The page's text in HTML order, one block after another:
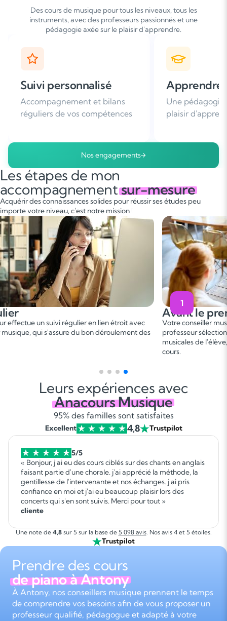
Des cours de musique pour tous les niveaux, tous les
instruments, avec des professeurs passionnés et une
pédagogie axée sur le plaisir d'apprendre.
Apprendre avec plaisir
Une pédagogie basée sur le
plaisir d'apprendre
Plus de 96% de
nous
Nos engagements
Les étapes de mon
accompagnementsur-mesure
Acquérir des connaissances solides pour réussir ses études peu
importe votre niveau, c'est notre mission !
cours
musique vous met en relation avec un
en fonction des besoins et aspirations
Pendant
Ce 1ercours
besoins. On fixe
programme
gagnant !
Leurs expériences avec
Anacours Musique
95% des familles sont satisfaites
Excellent 4,8 Trustpilot
5/5
« Bonjour, j'ai eu des cours ciblés sur des chants en anglais
faisant partie d'une chorale. j'ai apprécié la méthode, la
gentillesse de l'intervenante et nos échanges. j'ai pris
confiance en moi et j'ai eu beaucoup plaisir lors des
concerts qui s'en sont suivis. Merci pour tout »
cliente
Une note de 4,8sur 5 sur la base de 5 098 avis. Nos avis 4 et 5 étoiles.
Trustpilot
Prendre des cours
de piano à Antony
À Antony, nos conseillers musique prennent le temps
de comprendre vos besoins afin de vous proposer un
professeur qualifié, pédagogue et adapté à votre